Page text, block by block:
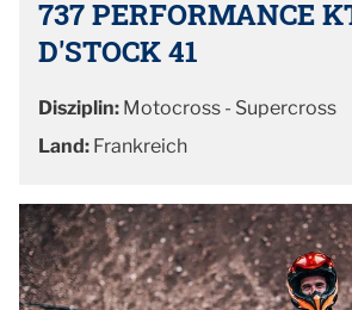
737 PERFORMANCE
D'STOCK 41
Disziplin: Motocross - Supercross
Land: Frankreich